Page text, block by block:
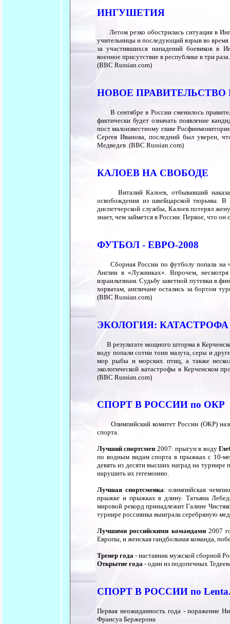
ИНГУШЕТИЯ
Летом резко обострилась ситуация в
учительницы и последующий взрыв во
за участившихся нападений боевиков в
военное присутствие в республике в три
(BBC Russian.com)
НОВОЕ ПРАВИТЕЛЬСТВО
В сентябре в России сменилось
фактически будет означать появление
пост малоизвестному главе
Сергея Иванова, последний был уверен,
Медведев. (BBC Russian.com)
КАЛОЕВ НА СВОБОДЕ
Виталий Калоев, отбывавший
освобождения из швейцарской тюрьмы. В
диспетчерской службы, Калоев потерял
знает, чем займется в России. Первое, что
ФУТБОЛ - ЕВРО-2008
Сборная России по футболу попала на
Англии в «Лужниках». Впрочем,
израильтянам. Судьбу заветной путевки в
хорватам, англичане остались за бортом
(BBC Russian.com)
ЭКОЛОГИЯ:
В результате мощного шторма в
воду попали сотни тонн мазута, серы и
мор рыбы и морских птиц, а также
экологической катастрофы в Керченском
(BBC Russian.com)
СПОРТ В РОССИИ по ОКР
Олимпийский комитет России (ОКР)
спорта.
Лучший спортсмен 2007: прыгун в воду
по водным видам спорта в прыжках с 10-
девять из десяти высших наград на турнире
нарушить их гегемонию.
Лучшая спортсменка: олимпийская
прыжке и прыжках в длину. Татьяна
мировой рекорд принадлежит Галине
турнире россиянка выиграла серебряную
Лучшими российскими командами2007
Европы, и женская гандбольная команда,
Тренер года - наставник мужской сборной
Открытие года - один из подопечных
СПОРТ В РОССИИ по
Первая неожиданность года - поражение
Франсуа Бержерона